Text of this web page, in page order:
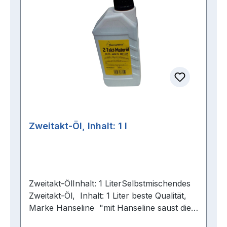
nicht einatmen.P410+P412: Vor
Sonnenbestrahlung sch?tzen und nicht
Temperaturen ?ber 50 ?C/122 ?F
Zweitakt-Öl, Inhalt: 1 l
Zweitakt-ÖlInhalt: 1 LiterSelbstmischendes
Zweitakt-Öl, Inhalt: 1 Liter beste Qualität,
Marke Hanseline "mit Hanseline saust die